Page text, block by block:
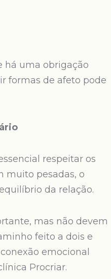
há uma obrigação
formas de afeto pode
respeitar os
muito pesadas, o
da relação.
mas não devem
feito a dois e
emocional
Procriar.